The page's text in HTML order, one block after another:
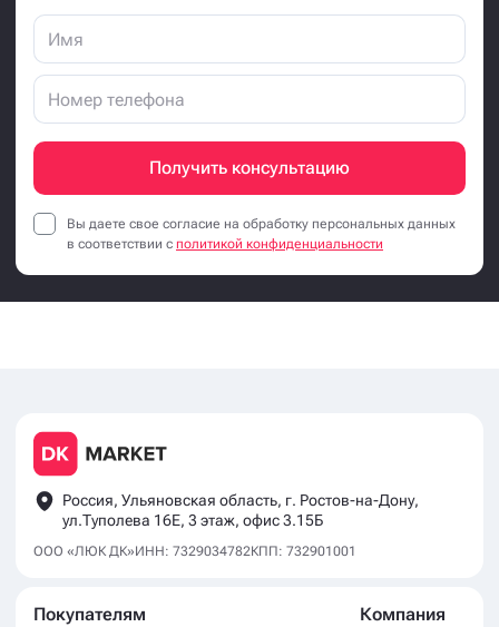
Получить консультацию
Вы даете свое согласие на обработку персональных данных
в соответствии с политикой конфиденциальности
Россия, Ульяновская область, г. Ростов-на-Дону,
ул.Туполева 16Е, 3 этаж, офис 3.15Б
ООО «ЛЮК ДК»ИНН: 7329034782КПП: 732901001
Покупателям Компания